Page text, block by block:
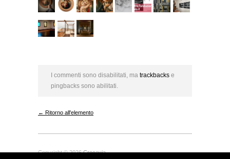
I commenti sono disabilitati, ma trackbacks e
pingbacks sono abilitati.
← Ritorno all'elemento
Copyright © 2026Crocevia